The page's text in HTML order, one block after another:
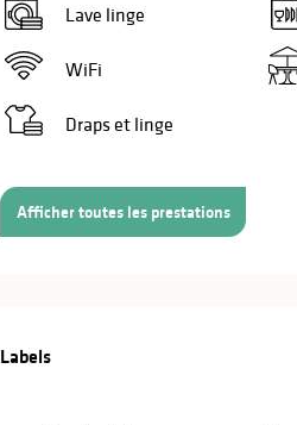
Lave linge
WiFi
Draps et linge
Afficher toutes les prestations
Offres de
Labels
Labels